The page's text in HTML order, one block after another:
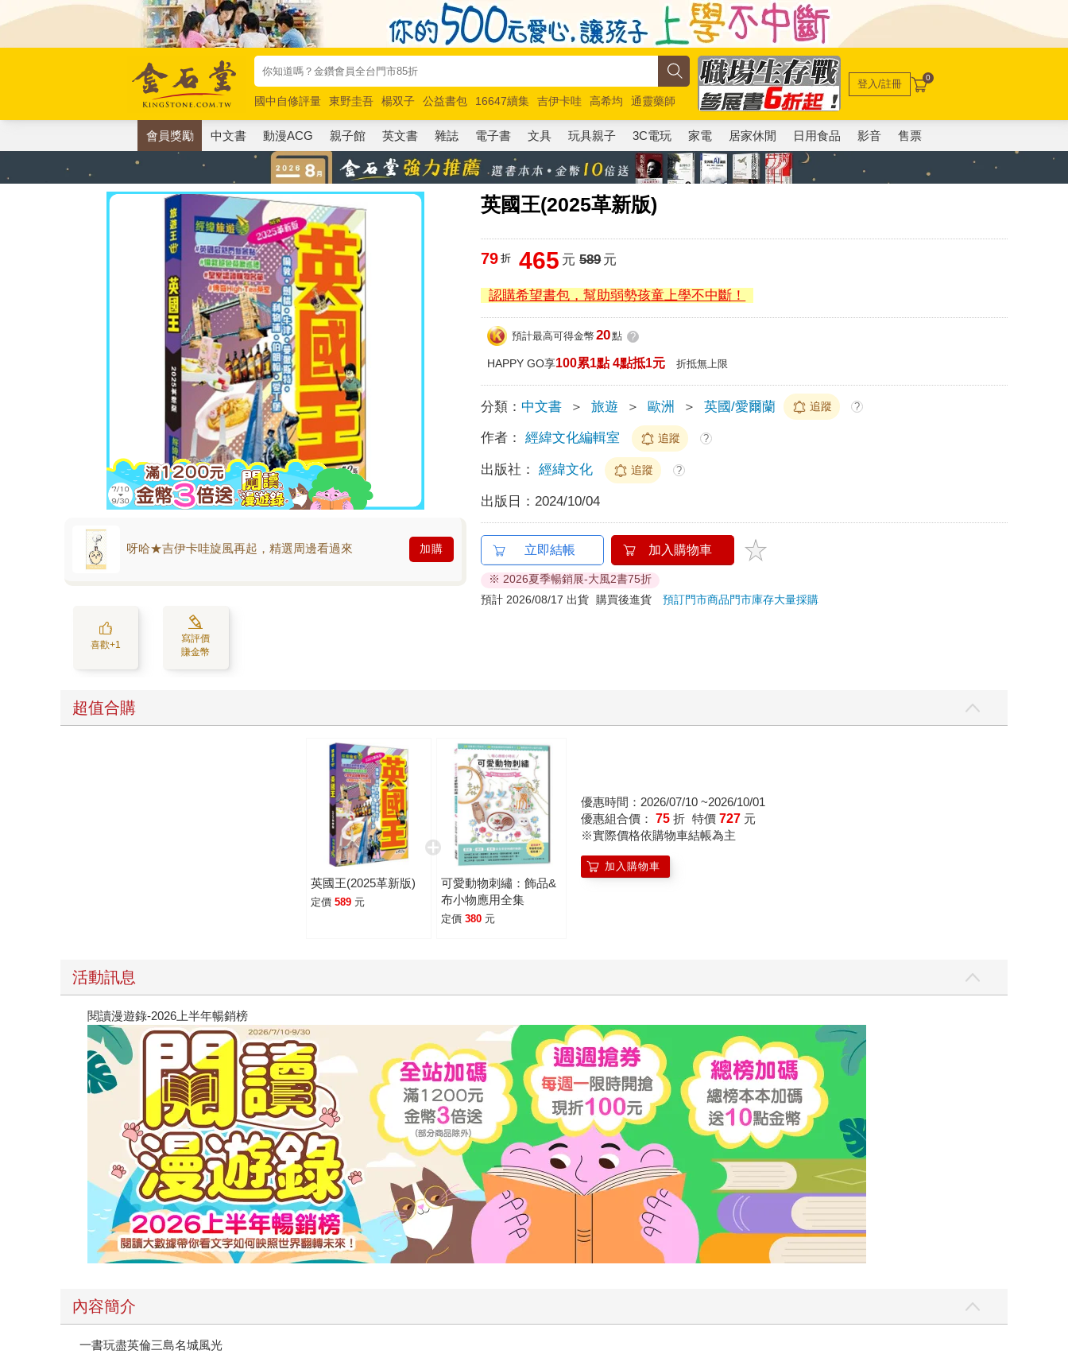
國中自修評量 東野圭吾 楊双子 公益書包 16647續集 吉伊卡哇 高希均
通靈藥師
唯紅花綻放
奧德賽 路邊攤新作 馬斯克 玩具總動員5 超慢跑
登入/註冊 0
會員獎勵 中文書 動漫ACG 親子館 英文書 雜誌 電子書 文具 玩具親子 3C電玩 家電 居家休閒 日用食品 影音 售票
英國王(2025革新版)
呀哈★吉伊卡哇旋風再起，精選周邊看過來 加購
喜歡+1
寫評價
賺金幣
79 折 465 元 589元
認購希望書包，幫助弱勢孩童上學不中斷！
預計最高可得金幣 20點 ?
HAPPY GO享100累1點 4點抵1元 折抵無上限
分類： 中文書 ＞ 旅遊 ＞ 歐洲 ＞ 英國/愛爾蘭 追蹤 ?
作者： 經緯文化編輯室 追蹤 ?
出版社： 經緯文化 追蹤 ?
出版日： 2024/10/04
立即結帳 加入購物車
※ 2026夏季暢銷展-大風2書75折
預計 2026/08/17 出貨
購買後進貨預訂門市商品門市庫存大量採購
超值合購
英國王(2025革新版)
定價 589 元
可愛動物刺繡：飾品&
布小物應用全集
定價 380 元
優惠時間：2026/07/10 ~2026/10/01
優惠組合價： 75 折 特價 727 元
※實際價格依購物車結帳為主
加入購物車
活動訊息
閱讀漫遊錄-2026上半年暢銷榜
內容簡介
一書玩盡英倫三島名城風光